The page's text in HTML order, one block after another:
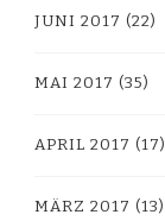
JUNI 2017 (22)
MAI 2017 (35)
APRIL 2017 (17)
MÄRZ 2017 (13)